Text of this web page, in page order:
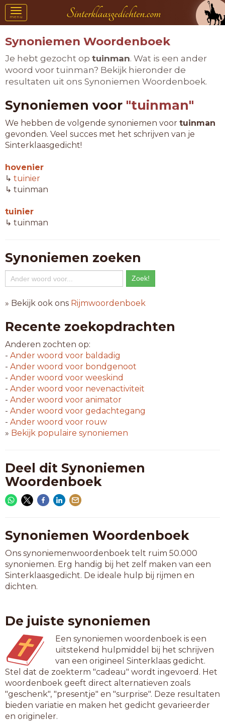
Toggle
navigation
menu
Synoniemen Woordenboek
Je hebt gezocht op tuinman. Wat is een ander
woord voor tuinman? Bekijk hieronder de
resultaten uit ons Synoniemen Woordenboek.
Synoniemen voor "tuinman"
We hebben de volgende synoniemen voor tuinman
gevonden. Veel succes met het schrijven van je
Sinterklaasgedicht!
hovenier
↳ tuinier
↳ tuinman
tuinier
↳ tuinman
Synoniemen zoeken
» Bekijk ook ons Rijmwoordenboek
Recente zoekopdrachten
Anderen zochten op:
- Ander woord voor baldadig
- Ander woord voor bondgenoot
- Ander woord voor weeskind
- Ander woord voor nevenactiviteit
- Ander woord voor animator
- Ander woord voor gedachtegang
- Ander woord voor rouw
» Bekijk populaire synoniemen
Deel dit Synoniemen
Woordenboek
Synoniemen Woordenboek
Ons synoniemenwoordenboek telt ruim 50.000
synoniemen. Erg handig bij het zelf maken van een
Sinterklaasgedicht. De ideale hulp bij rijmen en
dichten.
De juiste synoniemen
Een synoniemen woordenboek is een
uitstekend hulpmiddel bij het schrijven
van een origineel Sinterklaas gedicht.
Stel dat de zoekterm "cadeau" wordt ingevoerd. Het
woordenboek geeft direct alternatieven zoals
"geschenk", "presentje" en "surprise". Deze resultaten
bieden variatie en maken het gedicht gevarieerder
en origineler.